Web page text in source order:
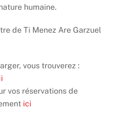
humaine.
de Ti Menez Are Garzuel
vous trouverez :
vos réservations de
ici